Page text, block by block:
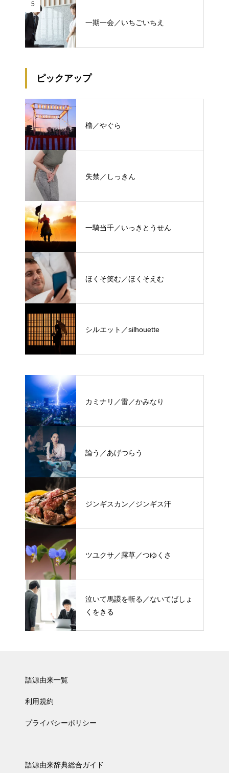
5
一期一会／いちごいちえ
ピックアップ
櫓／やぐら
失禁／しっきん
一騎当千／いっきとうせん
ほくそ笑む／ほくそえむ
シルエット／silhouette
カミナリ／雷／かみなり
論う／あげつらう
ジンギスカン／ジンギス汗
ツユクサ／露草／つゆくさ
泣いて馬謖を斬る／ないてばしょ
くをきる
語源由来一覧
利用規約
プライバシーポリシー
語源由来辞典総合ガイド